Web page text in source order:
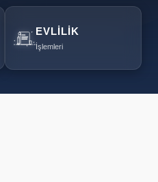
EVLILIK
İşlemleri